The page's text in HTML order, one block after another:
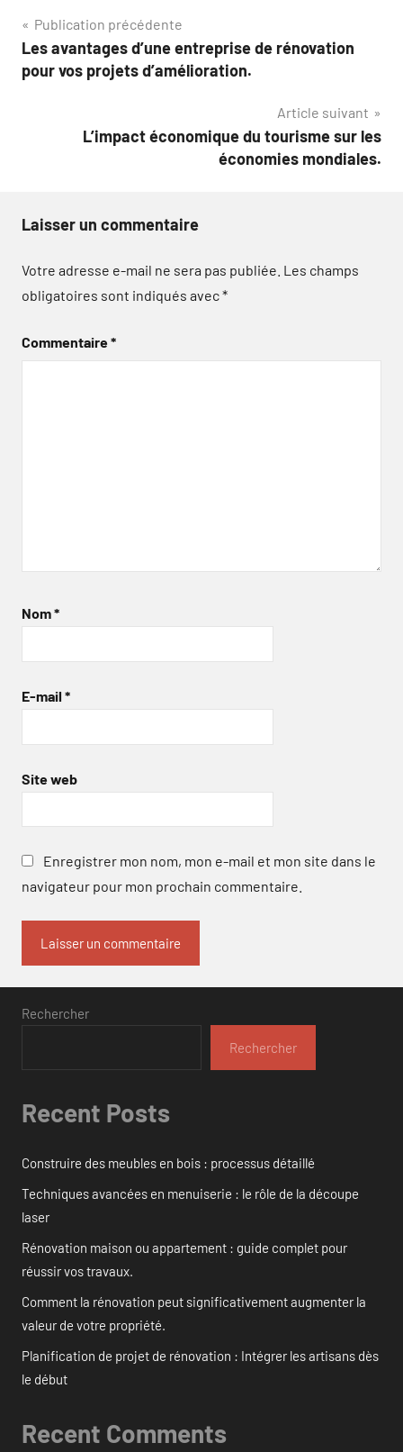
Navigation
de
Publication précédente
Les avantages d’une entreprise de rénovation
pour vos projets d’amélioration.
Article suivant
L’impact économique du tourisme sur les
économies mondiales.
Laisser un commentaire
Votre adresse e-mail ne sera pas publiée. Les champs
obligatoires sont indiqués avec*
Commentaire*
Nom*
E-mail *
Site web
Enregistrer mon nom, mon e-mail et mon site dans le
navigateur pour mon prochain commentaire.
Rechercher
Rechercher
Recent Posts
Construire des meubles en bois : processus détaillé
Techniques avancées en menuiserie : le rôle de la découpe
laser
Rénovation maison ou appartement : guide complet pour
réussir vos travaux.
Comment la rénovation peut significativement augmenter la
valeur de votre propriété.
Planification de projet de rénovation : Intégrer les artisans dès
le début
Recent Comments